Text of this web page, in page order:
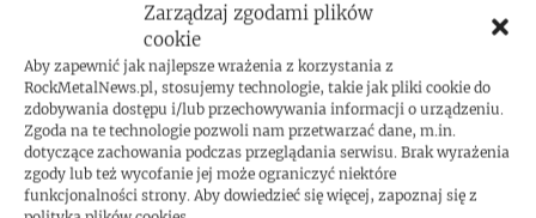
Zarządzaj zgodami plików
cookie
Aby zapewnić jak najlepsze wrażenia z korzystania z
RockMetalNews.pl, stosujemy technologie, takie jak pliki cookie do
zdobywania dostępu i/lub przechowywania informacji o urządzeniu.
Zgoda na te technologie pozwoli nam przetwarzać dane, m.in.
dotyczące zachowania podczas przeglądania serwisu. Brak wyrażenia
zgody lub też wycofanie jej może ograniczyć niektóre
funkcjonalności strony. Aby dowiedzieć się więcej, zapoznaj się z